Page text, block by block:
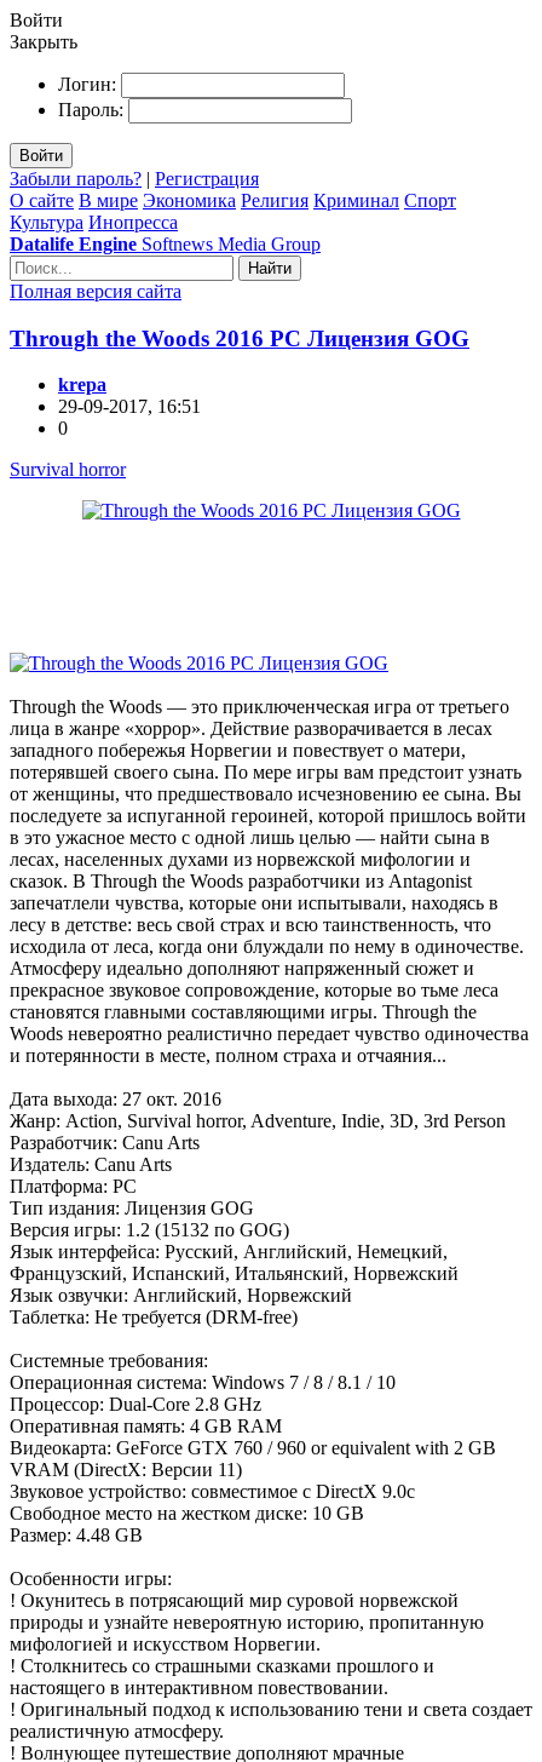
Войти
Закрыть
Логин:
Пароль:
Войти
Забыли пароль? | Регистрация
О сайте В мире Экономика Религия Криминал Спорт
Культура Инопресса
Datalife Engine Softnews Media Group
Найти
Полная версия сайта
Through the Woods 2016 PC Лицензия GOG
krepa
29-09-2017, 16:51
0
Survival horror
Through the Woods — это приключенческая игра от третьего
лица в жанре «хоррор». Действие разворачивается в лесах
западного побережья Норвегии и повествует о матери,
потерявшей своего сына. По мере игры вам предстоит узнать
от женщины, что предшествовало исчезновению ее сына. Вы
последуете за испуганной героиней, которой пришлось войти
в это ужасное место с одной лишь целью — найти сына в
лесах, населенных духами из норвежской мифологии и
сказок. В Through the Woods разработчики из Antagonist
запечатлели чувства, которые они испытывали, находясь в
лесу в детстве: весь свой страх и всю таинственность, что
исходила от леса, когда они блуждали по нему в одиночестве.
Атмосферу идеально дополняют напряженный сюжет и
прекрасное звуковое сопровождение, которые во тьме леса
становятся главными составляющими игры. Through the
Woods невероятно реалистично передает чувство одиночества
и потерянности в месте, полном страха и отчаяния...
Дата выхода: 27 окт. 2016
Жанр: Action, Survival horror, Adventure, Indie, 3D, 3rd Person
Разработчик: Canu Arts
Издатель: Canu Arts
Платформа: РС
Тип издания: Лицензия GOG
Версия игры: 1.2 (15132 по GOG)
Язык интерфейса: Русский, Английский, Немецкий,
Французский, Испанский, Итальянский, Норвежский
Язык озвучки: Английский, Норвежский
Таблетка: Не требуется (DRM-free)
Системные требования:
Операционная система: Windows 7 / 8 / 8.1 / 10
Процессор: Dual-Core 2.8 GHz
Оперативная память: 4 GB RAM
Видеокарта: GeForce GTX 760 / 960 or equivalent with 2 GB
VRAM (DirectX: Версии 11)
Звуковое устройство: совместимое с DirectX 9.0с
Свободное место на жестком диске: 10 GB
Размер: 4.48 GB
Особенности игры:
! Окунитесь в потрясающий мир суровой норвежской
природы и узнайте невероятную историю, пропитанную
мифологией и искусством Норвегии.
! Столкнитесь со страшными сказками прошлого и
настоящего в интерактивном повествовании.
! Оригинальный подход к использованию тени и света создает
реалистичную атмосферу.
! Волнующее путешествие дополняют мрачные